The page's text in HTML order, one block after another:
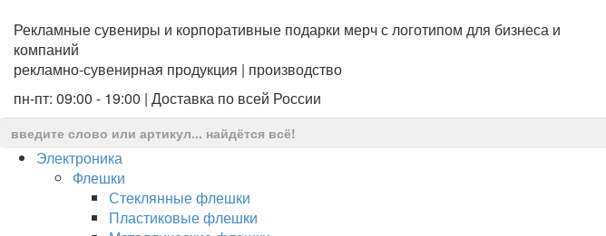
Рекламные сувениры и корпоративные подарки мерч с логотипом для бизнеса и
компаний
рекламно-сувенирная продукция | производство
пн-пт: 09:00 - 19:00 | Доставка по всей России
Электроника
Флешки
Стеклянные флешки
Пластиковые флешки